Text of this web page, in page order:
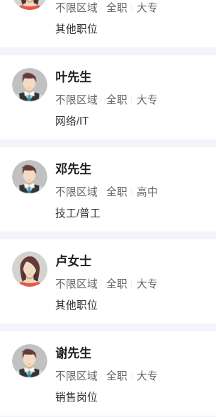
不限区域 全职 大专
其他职位
叶先生
不限区域 全职 大专
网络/IT
邓先生
不限区域 全职 高中
技工/普工
卢女士
不限区域 全职 大专
其他职位
谢先生
不限区域 全职 大专
销售岗位